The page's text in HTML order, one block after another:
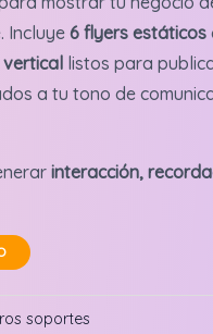
Incluye 6 flyers estáticos
vertical listos para
a tu tono de
interacción,
soportes